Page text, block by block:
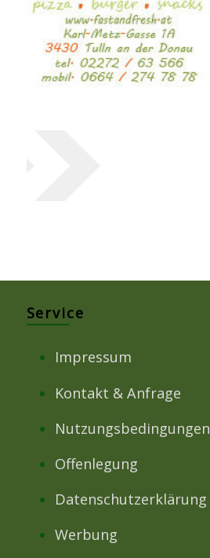
Service
Impressum
Kontakt & Anfrage
Nutzungsbedingungen
Offenlegung
Datenschutzerklärung
Werbung